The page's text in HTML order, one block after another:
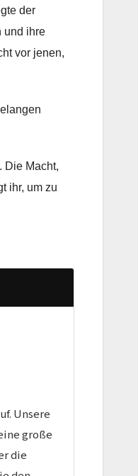
der
und ihre
vor jenen,
Die Macht,
ihr, um zu
Unsere
große
die